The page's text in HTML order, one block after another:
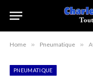
Home » Pneumatique »
PNEUMATIQUE